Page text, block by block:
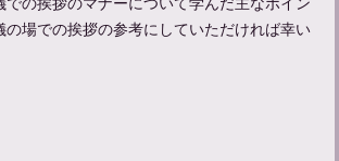
の場での挨拶の参考にしていただければ幸い